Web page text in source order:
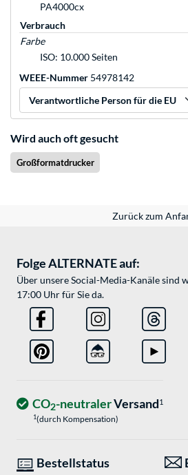
PA4000cx
Verbrauch
Farbe
ISO: 10.000 Seiten
WEEE-Nummer 54978142
Verantwortliche Person für die EU
Wird auch oft gesucht
Großformatdrucker
Zurück zum
Folge ALTERNATE auf:
Über unsere Social-Media-Kanäle sind
17:00 Uhr für Sie da.
CO2-neutralerVersand1
1(durch Kompensation)
Bestellstatus